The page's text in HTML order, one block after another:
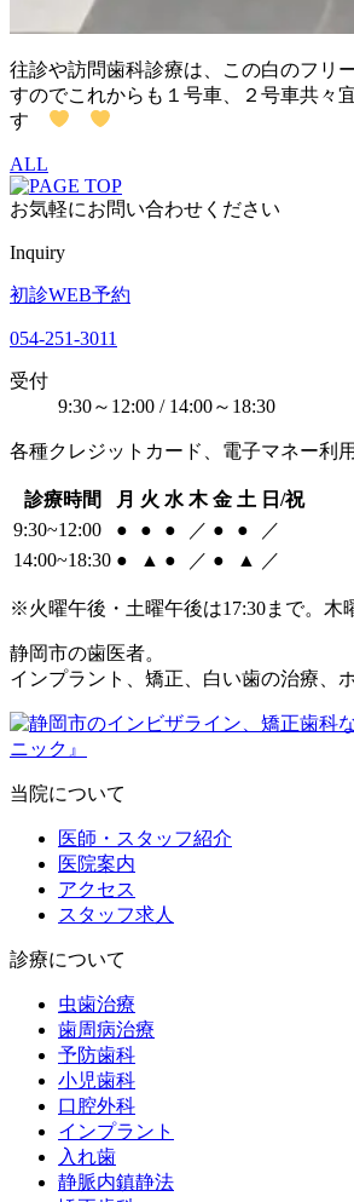
往診や訪問歯科診療は、この白のフリ
すのでこれからも１号車、２号車共々
す
ALL
お気軽にお問い合わせください
Inquiry
初診WEB予約
054-251-3011
受付
9:30～12:00 / 14:00～18:30
各種クレジットカード、電子マネー利
診療時間 月 火 水 木 金 土 日/祝
9:30~12:00
● ● ● ／ ● ●
／
14:00~18:30 ● ▲ ● ／ ● ▲ ／
※火曜午後・土曜午後は17:30まで。木
静岡市の歯医者。
インプラント、矯正、白い歯の治療、
当院について
医師・スタッフ紹介
医院案内
アクセス
スタッフ求人
診療について
虫歯治療
歯周病治療
予防歯科
小児歯科
口腔外科
インプラント
入れ歯
静脈内鎮静法